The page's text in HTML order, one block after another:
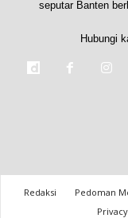
seputar Banten
Hubungi
Redaksi Pedoman